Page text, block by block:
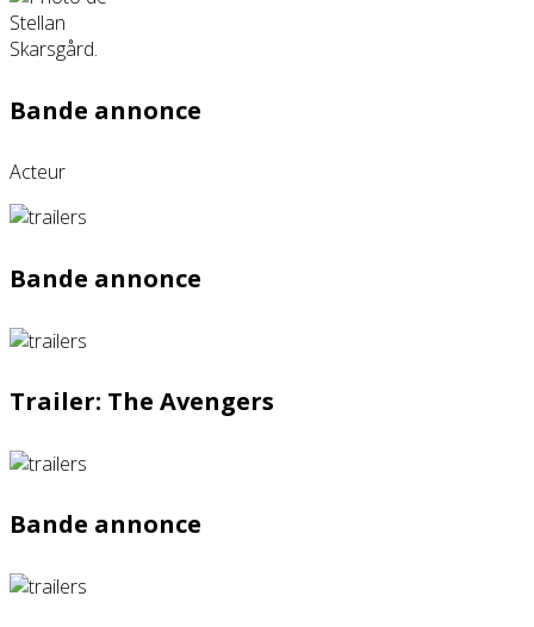
Bande annonce
Acteur
Bande annonce
Trailer: The Avengers
Bande annonce